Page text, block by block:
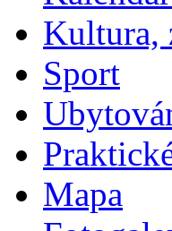
Kultura,
Sport
Mapa